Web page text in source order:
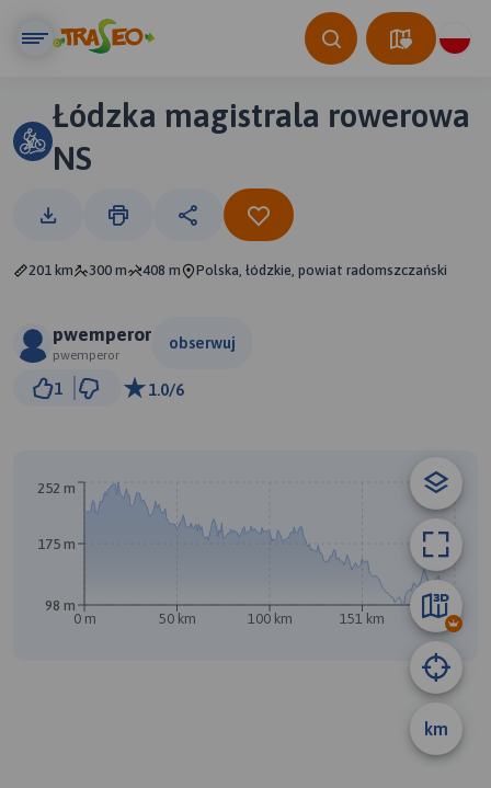
Łódzka magistrala rowerowa
NS
201 km 300 m 408 m Polska, łódzkie, powiat radomszczański
pwemperor
pwemperor
obserwuj
1 1.0/6
km
0 m 50 km 100 km 151 km 201 km
98 m
175 m
252 m